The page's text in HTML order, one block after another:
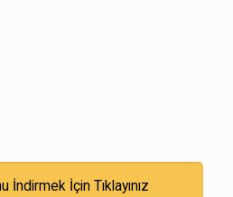
İndirmek İçin Tıklayınız